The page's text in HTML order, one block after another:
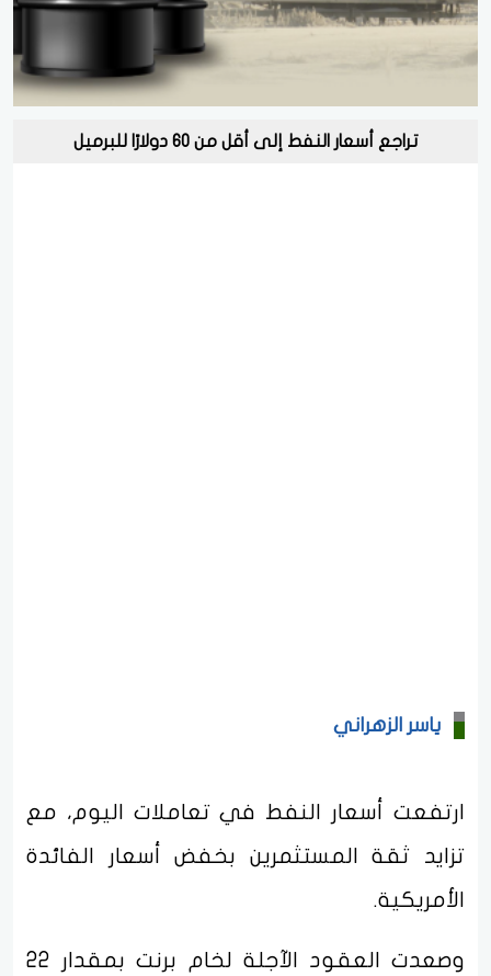
تراجع أسعار النفط إلى أقل من 60 دولارًا للبرميل
ياسر الزهراني
ارتفعت أسعار النفط في تعاملات اليوم، مع
تزايد ثقة المستثمرين بخفض أسعار الفائدة
الأمريكية.
وصعدت العقود الآجلة لخام برنت بمقدار 22